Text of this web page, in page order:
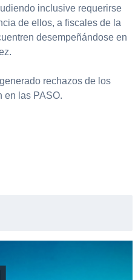
inclusive requerirse
de ellos, a fiscales de la
desempeñándose en
rechazos de los
en las PASO.